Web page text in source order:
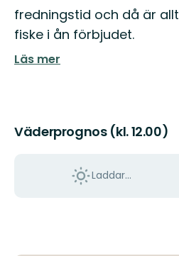
fredningstid och då är allt
fiske i ån förbjudet.
Läs mer
Väderprognos (kl. 12.00)
Laddar...